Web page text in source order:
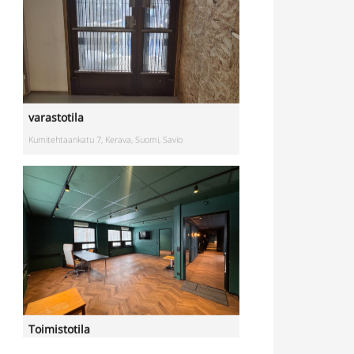
varastotila
Kumitehtaankatu 7, Kerava, Suomi, Savio
Toimistotila
Kivipyykintie 6, Vantaa, Suomi, Itä-Hakkila